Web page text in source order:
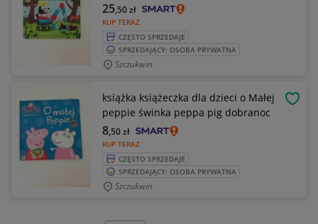
KUP TERAZ
25,50zł
CZĘSTO SPRZEDAJE
SPRZEDAJĄCY: OSOBA PRYWATNA
Szczukwin
książka książeczka dla dzieci o Małej
peppie świnka peppa pig dobranoc
KUP TERAZ
8,50zł
CZĘSTO SPRZEDAJE
SPRZEDAJĄCY: OSOBA PRYWATNA
Szczukwin